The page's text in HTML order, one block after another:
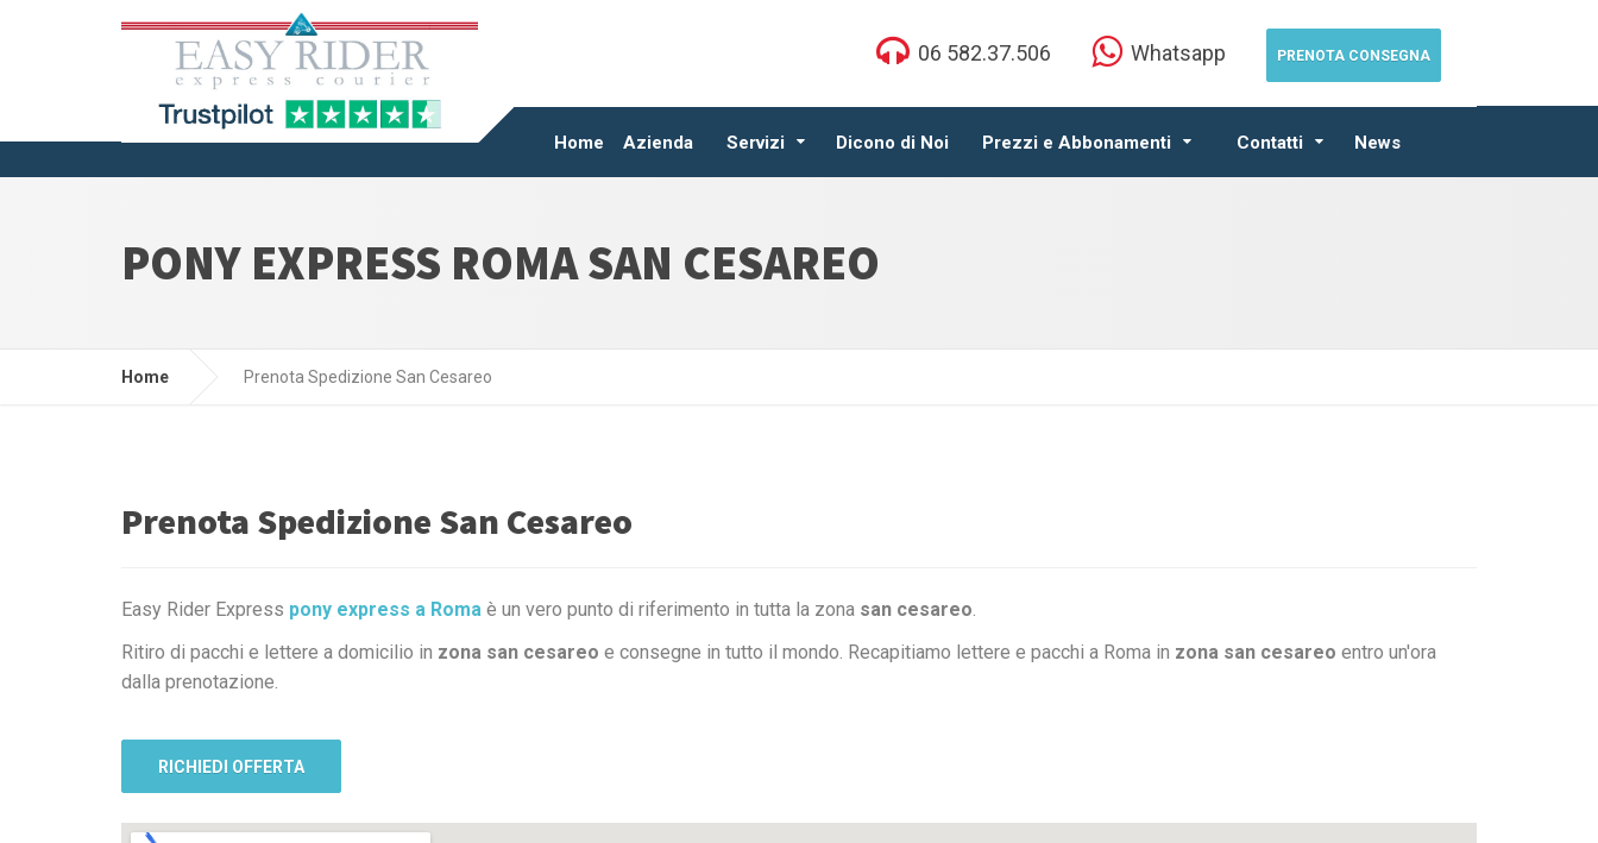
Home Azienda Servizi Dicono di Noi Prezzi e Abbonamenti Contatti News
06 582.37.506 Whatsapp PRENOTA CONSEGNA
PONY EXPRESS ROMA SAN CESAREO
Home Prenota Spedizione San Cesareo
Prenota Spedizione San Cesareo
Easy Rider Express pony express a Roma è un vero punto di riferimento in tutta la zona san cesareo.
Ritiro di pacchi e lettere a domicilio in zona san cesareo e consegne in tutto il mondo. Recapitiamo lettere e pacchi a Roma in zona san cesareo entro un'ora
dalla prenotazione.
RICHIEDI OFFERTA